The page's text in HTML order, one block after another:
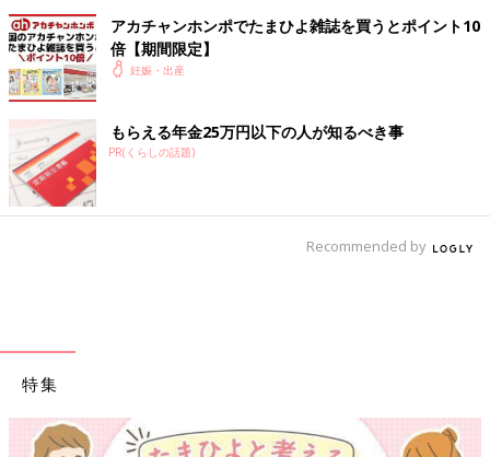
を暖め、呼びかけていてくれた夫に感謝しかありません。 私以
上に怖かったかも。 望んでいた立会い出産はできませんでした
が、親子3人で乗り越えたお産でした。 私と赤ちゃんの命を救っ
てくれた全ての方に感謝します。すべてのお産が命懸けで、世界
中のママを改めて尊敬します。
こんなにいろいろあったのに赤ちゃんを抱いたらまた出産したい
とすら思っています笑。これからは育児で大変だろうけど、世界
一の宝物を守り続けようと思います。超長文を読んでくださって
ありがとうございました（アン）
ありますので、ぜひ活用してみてくださいね。
から
アカチャンホンポでたまひよ雑誌を買うとポイント10
倍【期間限定】
妊娠・出産
もらえる年金25万円以下の人が知るべき事
PR(くらしの話題)
Recommended by
特集